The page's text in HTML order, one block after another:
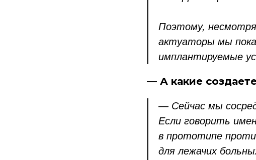
Поэтому,
актуаторы мы пока
имплантируемые
— А какие
— Сейчас мы
Если говорить
в прототипе
для лежачих